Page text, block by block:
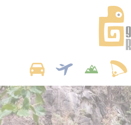
Panneau de gestion des cookies